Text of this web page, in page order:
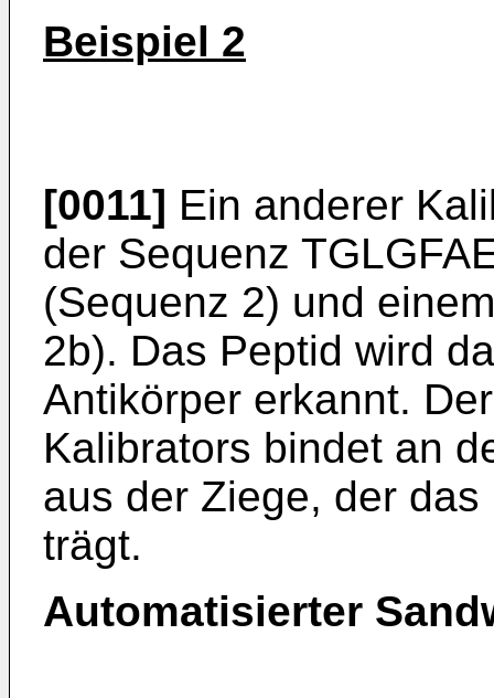
Beispiel 2
[0011] Ein anderer
der Sequenz
(Sequenz 2) und
2b). Das Peptid wird
Antikörper erkannt.
Kalibrators bindet an
aus der Ziege, der
trägt.
Automatisierter